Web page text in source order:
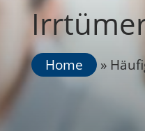
Home »